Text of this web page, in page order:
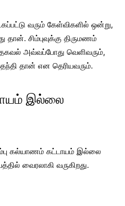
வரும் கேள்விகளில் ஒன்று,
சிம்புவுக்கு திருமணம்
அவ்வப்போது வெளிவரும்,
தான் என தெரியவரும்.
இல்லை
கல்யாணம் கட்டாயம் இல்லை
வைரலாகி வருகிறது.